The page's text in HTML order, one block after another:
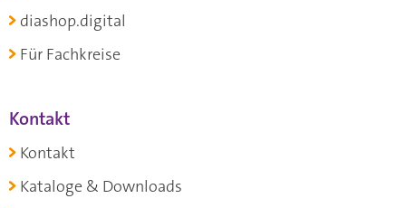
diashop.digital
Für Fachkreise
Kontakt
Kontakt
Kataloge & Downloads